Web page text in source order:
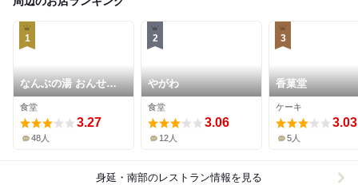
1
なんぶの湯 おんせん
カフェ
食堂
3.27
48人
2
やがわ
食堂
3.06
12人
3
香菓堂
ケーキ
3.03
5人
身延・南部のレストラン情報を見る